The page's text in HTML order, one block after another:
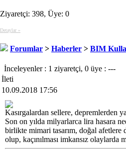
Ziyaretçi: 398, Üye: 0
Detaylar »
Forumlar > Haberler > BIM
İnceleyenler : 1 ziyaretçi, 0 üye : ---
İleti
10.09.2018 17:56
Kasırgalardan sellere, depremlerden
Son on yılda milyarlarca lira hasara
birlikte mimari tasarım, doğal
olup, kaçınılması imkansız olaylarda